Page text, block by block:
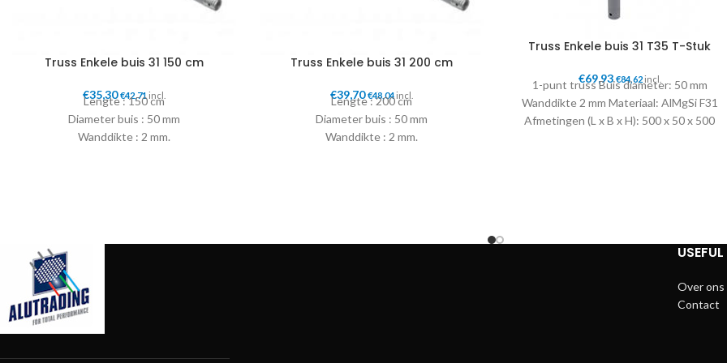
Truss Enkele buis 31 150 cm
€35,30 €42,71incl.
Lengte : 150 cm
Diameter buis : 50 mm
Wanddikte : 2 mm.
Truss Enkele buis 31 200 cm
€39,70 €48,04 incl.
Lengte : 200 cm
Diameter buis : 50 mm
Wanddikte : 2 mm.
Truss Enkele buis 31 T35 T-Stuk
€69,93 €84,62incl.
1-punt truss Buis diameter: 50 mm
Wanddikte 2 mm Materiaal: AlMgSi F31
Afmetingen (L x B x H): 500 x 50 x 500
Over ons
Contact